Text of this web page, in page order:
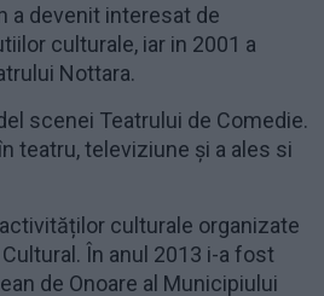
a devenit interesat de
culturale, iar in 2001 a
Nottara.
scenei Teatrului de Comedie.
teatru, televiziune și a ales si
culturale organizate
În anul 2013 i-a fost
de Onoare al Municipiului